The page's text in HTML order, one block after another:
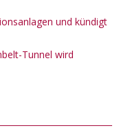
und kündigt
Tunnel wird